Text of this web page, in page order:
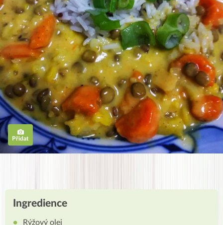
Přidat
Ingredience
Rýžový olej